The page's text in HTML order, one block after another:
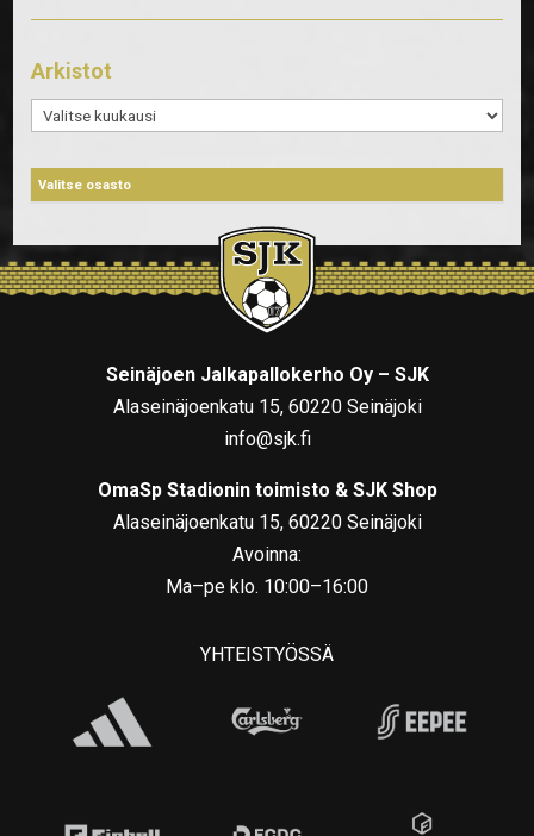
Arkistot
Arkistot
Seinäjoen Jalkapallokerho Oy – SJK
Alaseinäjoenkatu 15, 60220 Seinäjoki
info@sjk.fi
OmaSp Stadionin toimisto & SJK Shop
Alaseinäjoenkatu 15, 60220 Seinäjoki
Avoinna:
Ma–pe klo. 10:00–16:00
YHTEISTYÖSSÄ